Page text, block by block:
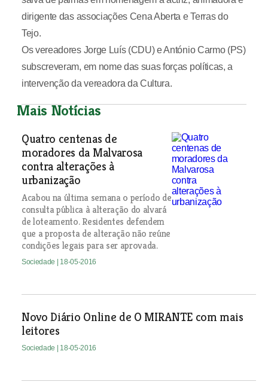
dirigente das associações Cena Aberta e Terras do
Tejo.
Os vereadores Jorge Luís (CDU) e António Carmo (PS)
subscreveram, em nome das suas forças políticas, a
intervenção da vereadora da Cultura.
Mais Notícias
Quatro centenas de
moradores da Malvarosa
contra alterações à
urbanização
Acabou na última semana o período de
consulta pública à alteração do alvará
de loteamento. Residentes defendem
que a proposta de alteração não reúne
condições legais para ser aprovada.
Sociedade | 18-05-2016
Novo Diário Online de O MIRANTE com mais
leitores
Sociedade | 18-05-2016